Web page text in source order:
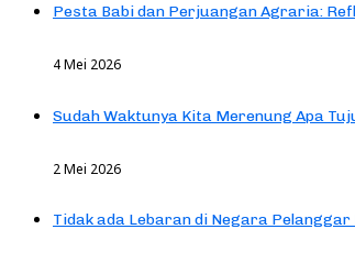
Pesta Babi dan Perjuangan Agraria:
4 Mei 2026
Sudah Waktunya Kita Merenung Apa
2 Mei 2026
Tidak ada Lebaran di Negara Pelanggar